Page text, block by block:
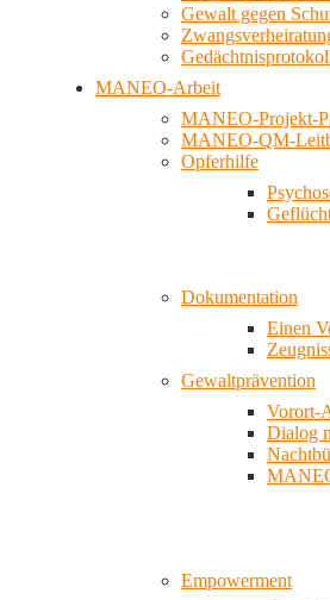
Gewalt gegen
MANEO-Arbeit
MANEO-Projekt-
MANEO-QM-
Opferhilfe
Dokumentation
Einen
Gewaltprävention
Vorort-
Dialog
Empowerment